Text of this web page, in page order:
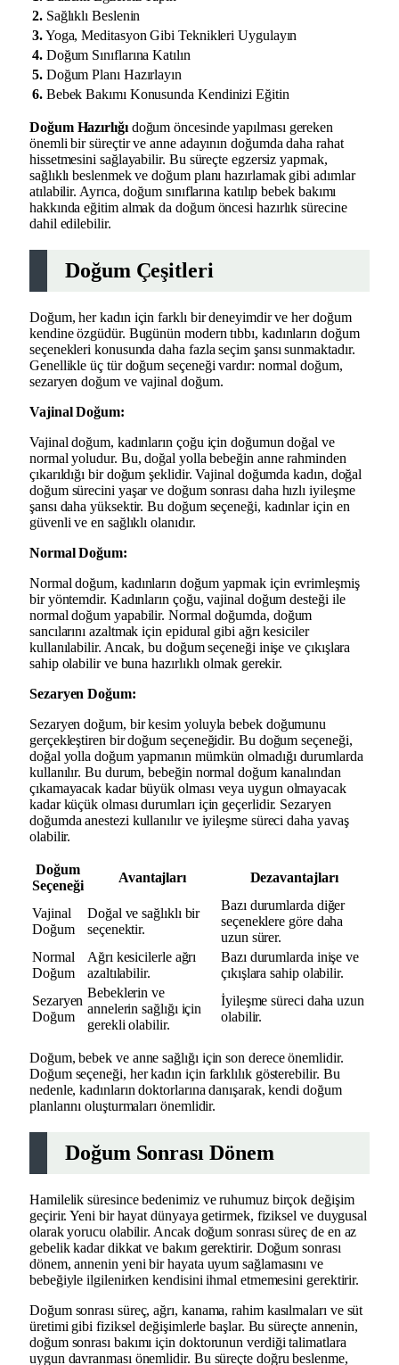
2.Sağlıklı Beslenin
3.Yoga, Meditasyon Gibi Teknikleri Uygulayın
4.Doğum Sınıflarına Katılın
5.Doğum Planı Hazırlayın
6.Bebek Bakımı Konusunda Kendinizi Eğitin
Doğum Hazırlığıdoğum öncesinde yapılması gereken
önemli bir süreçtir ve anne adayının doğumda daha rahat
hissetmesini sağlayabilir. Bu süreçte egzersiz yapmak,
sağlıklı beslenmek ve doğum planı hazırlamak gibi adımlar
atılabilir. Ayrıca, doğum sınıflarına katılıp bebek bakımı
hakkında eğitim almak da doğum öncesi hazırlık sürecine
dahil edilebilir.
Doğum Çeşitleri
Doğum, her kadın için farklı bir deneyimdir ve her doğum
kendine özgüdür. Bugünün modern tıbbı, kadınların doğum
seçenekleri konusunda daha fazla seçim şansı sunmaktadır.
Genellikle üç tür doğum seçeneği vardır: normal doğum,
sezaryen doğum ve vajinal doğum.
Vajinal Doğum:
Vajinal doğum, kadınların çoğu için doğumun doğal ve
normal yoludur. Bu, doğal yolla bebeğin anne rahminden
çıkarıldığı bir doğum şeklidir. Vajinal doğumda kadın, doğal
doğum sürecini yaşar ve doğum sonrası daha hızlı iyileşme
şansı daha yüksektir. Bu doğum seçeneği, kadınlar için en
güvenli ve en sağlıklı olanıdır.
Normal Doğum:
Normal doğum, kadınların doğum yapmak için evrimleşmiş
bir yöntemdir. Kadınların çoğu, vajinal doğum desteği ile
normal doğum yapabilir. Normal doğumda, doğum
sancılarını azaltmak için epidural gibi ağrı kesiciler
kullanılabilir. Ancak, bu doğum seçeneği inişe ve çıkışlara
sahip olabilir ve buna hazırlıklı olmak gerekir.
Sezaryen Doğum:
Sezaryen doğum, bir kesim yoluyla bebek doğumunu
gerçekleştiren bir doğum seçeneğidir. Bu doğum seçeneği,
doğal yolla doğum yapmanın mümkün olmadığı durumlarda
kullanılır. Bu durum, bebeğin normal doğum kanalından
çıkamayacak kadar büyük olması veya uygun olmayacak
kadar küçük olması durumları için geçerlidir. Sezaryen
doğumda anestezi kullanılır ve iyileşme süreci daha yavaş
olabilir.
Doğum
Seçeneği
Avantajları Dezavantajları
Vajinal
Doğum
Doğal ve sağlıklı bir
seçenektir.
Bazı durumlarda diğer
seçeneklere göre daha
uzun sürer.
Normal
Doğum
Ağrı kesicilerle ağrı
azaltılabilir.
Bazı durumlarda inişe ve
çıkışlara sahip olabilir.
Sezaryen
Doğum
Bebeklerin ve
annelerin sağlığı için
gerekli olabilir.
İyileşme süreci daha uzun
olabilir.
Doğum, bebek ve anne sağlığı için son derece önemlidir.
Doğum seçeneği, her kadın için farklılık gösterebilir. Bu
nedenle, kadınların doktorlarına danışarak, kendi doğum
planlarını oluşturmaları önemlidir.
Doğum Sonrası Dönem
Hamilelik süresince bedenimiz ve ruhumuz birçok değişim
geçirir. Yeni bir hayat dünyaya getirmek, fiziksel ve duygusal
olarak yorucu olabilir. Ancak doğum sonrası süreç de en az
gebelik kadar dikkat ve bakım gerektirir. Doğum sonrası
dönem, annenin yeni bir hayata uyum sağlamasını ve
bebeğiyle ilgilenirken kendisini ihmal etmemesini gerektirir.
Doğum sonrası süreç, ağrı, kanama, rahim kasılmaları ve süt
üretimi gibi fiziksel değişimlerle başlar. Bu süreçte annenin,
doğum sonrası bakımı için doktorunun verdiği talimatlara
uygun davranması önemlidir. Bu süreçte doğru beslenme,